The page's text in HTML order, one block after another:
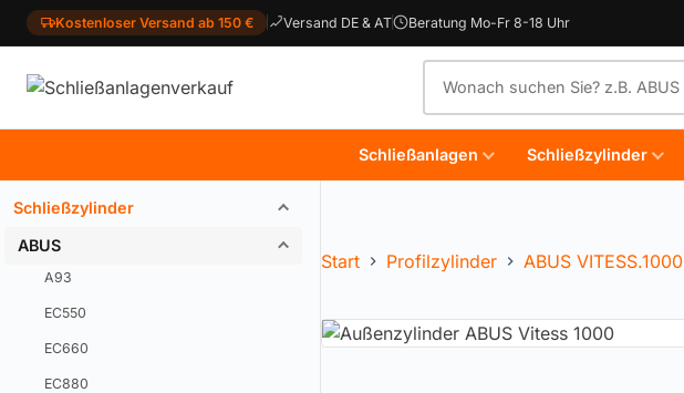
Kostenloser Versand ab 150 € Versand DE & AT Beratung Mo-Fr 8-18 Uhr
Schließanlagen Schließzylinder
Schließzylinder
ABUS
A93
EC550
EC660
EC880
Start Profilzylinder ABUS VITESS.1000